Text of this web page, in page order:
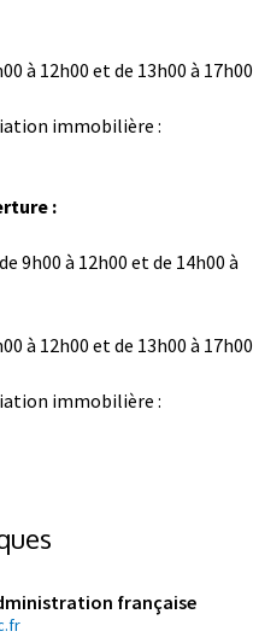
à 12h00 et de 13h00 à 17h00
immobilière :
:
9h00 à 12h00 et de 14h00 à
à 12h00 et de 13h00 à 17h00
immobilière :
française